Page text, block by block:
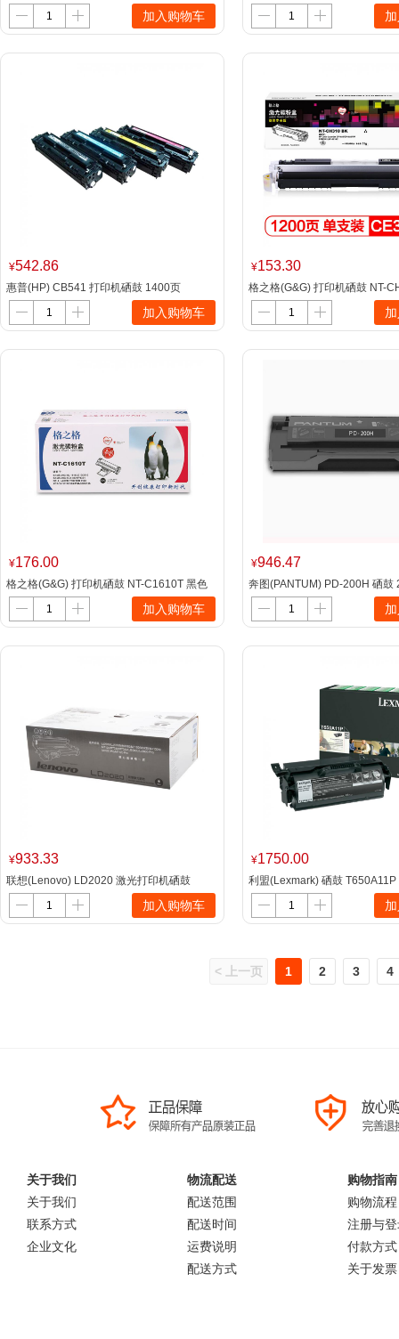
色
加入购物车
个）
¥542.86
惠普(HP) CB541 打印机硒鼓 1400页
加入购物车
¥153.30
格之格(G&G) 打印机硒鼓 NT-
¥176.00
格之格(G&G) 打印机硒鼓 NT-C1610T 黑色
加入购物车
¥946.47
奔图(PANTUM) PD-200H 硒鼓
位：个）
P1000L/M5000L/P2040/
¥933.33
联想(Lenovo) LD2020 激光打印机硒鼓
12000页（单位：个） 适用
LJ2000/LJ2050N/M3020/M3120/M3220/M
加入购物车
¥1750.00
利盟(Lexmark) 硒鼓
< 上一页 1 2 3 4
关于我们
关于我们
联系方式
企业文化
物流配送
配送范围
配送时间
运费说明
配送方式
购物指南
购物流程
注册与
付款方式
关于发票